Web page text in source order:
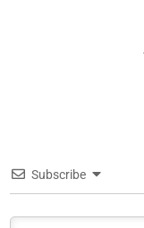
Subscribe